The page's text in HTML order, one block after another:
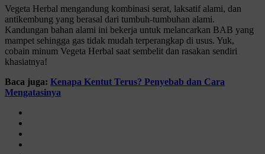
Vegeta Herbal mengandung kombinasi serat, laksatif alami, dan
antikembung yang berasal dari tumbuh-tumbuhan alami.
Kandungan bahan alami ini bekerja untuk melancarkan BAB yang
mampet sehingga gas tidak mudah terperangkap di usus. Yuk,
cobain minum Vegeta Herbal saat sembelit dan rasakan sendiri
khasiatnya!
Baca juga: Kenapa Kentut Terus? Penyebab dan Cara
Mengatasinya